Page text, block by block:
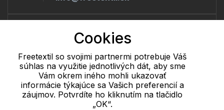
Offline
+421 277 270 056
Cookie - podrobné nastavenie| Ďalšie informácie|Spracovanie
osobných údajov
Cookies
Freetextil so svojimi partnermi potrebuje Váš
súhlas na využitie jednotlivých dát, aby sme
Vám okrem iného mohli ukazovať
informácie týkajúce sa Vašich preferencií a
záujmov. Potvrdíte ho kliknutím na tlačidlo
„OK“.